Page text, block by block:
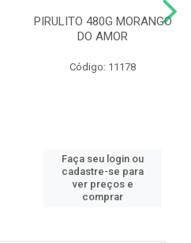
PIRULITO 480G MORANGO
DO AMOR
Código: 11178
Faça seu login ou
cadastre-se para
ver preços e
comprar